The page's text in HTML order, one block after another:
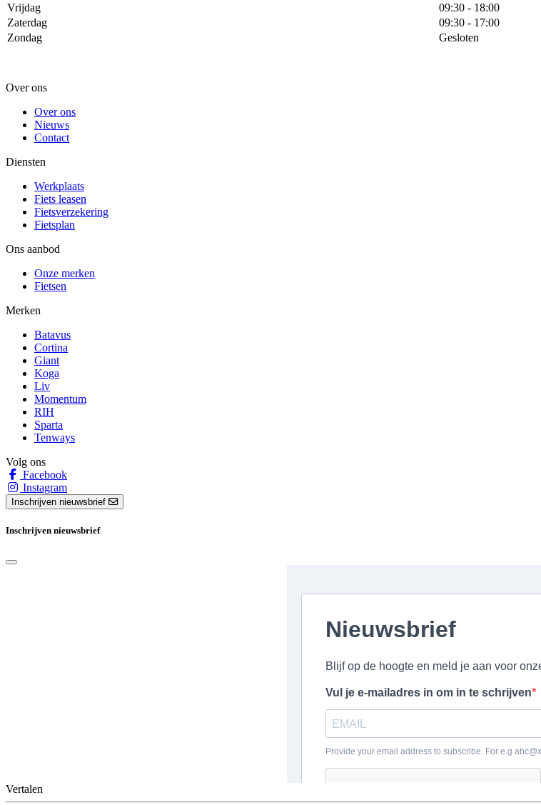
Vrijdag
09:30 - 18:00
Zaterdag
09:30 - 17:00
Zondag
Gesloten
Over ons
Over ons
Nieuws
Contact
Diensten
Werkplaats
Fiets leasen
Fietsverzekering
Fietsplan
Ons aanbod
Onze merken
Fietsen
Merken
Batavus
Cortina
Giant
Koga
Liv
Momentum
RIH
Sparta
Tenways
Volg ons
Facebook
Instagram
Inschrijven nieuwsbrief
Inschrijven nieuwsbrief
Vertalen